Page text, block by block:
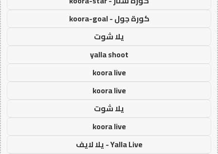
كورة جول - koora-goal
يلا شوت
yalla shoot
koora live
koora live
يلا شوت
koora live
Yalla Live - يلا لايف